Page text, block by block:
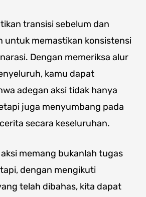
transisi sebelum dan
untuk memastikan konsistensi
Dengan memeriksa alur
kamu dapat
adegan aksi tidak hanya
juga menyumbang pada
secara keseluruhan.
memang bukanlah tugas
dengan mengikuti
telah dibahas, kita dapat